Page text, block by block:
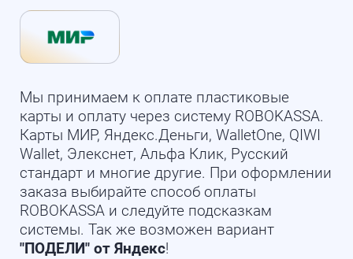
Мы принимаем к оплате пластиковые
карты и оплату через систему ROBOKASSA.
Карты МИР, Яндекс.Деньги, WalletOne, QIWI
Wallet, Элекснет, Альфа Клик, Русский
стандарт и многие другие. При оформлении
заказа выбирайте способ оплаты
ROBOKASSA и следуйте подсказкам
системы. Так же возможен вариант
"ПОДЕЛИ" от Яндекс!